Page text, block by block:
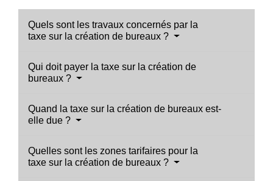
Quels sont les travaux concernés par la
taxe sur la création de bureaux ?
Qui doit payer la taxe sur la création de
bureaux ?
Quand la taxe sur la création de bureaux est-
elle due ?
Quelles sont les zones tarifaires pour la
taxe sur la création de bureaux ?